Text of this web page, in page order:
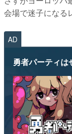
会場で迷子になる
AD
勇者パーティは